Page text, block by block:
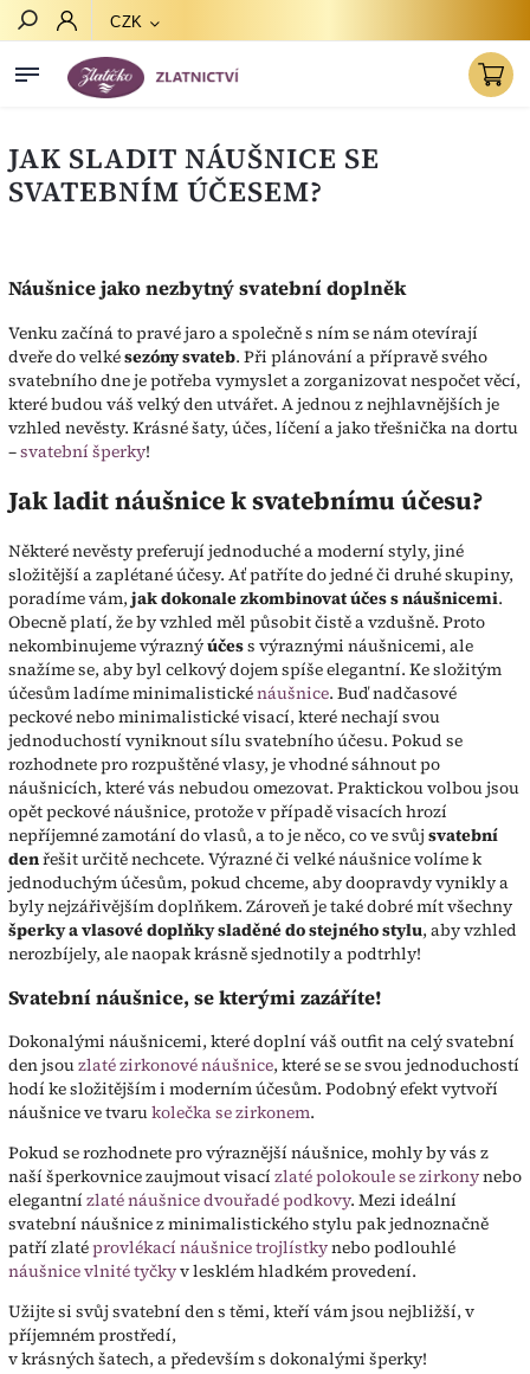
CZK
JAK SLADIT NÁUŠNICE SE
SVATEBNÍM ÚČESEM?
Náušnice jako nezbytný svatební doplněk
Venku začíná to pravé jaro a společně s ním se nám otevírají
dveře do velkésezóny svateb. Při plánování a přípravě svého
svatebního dne je potřeba vymyslet a zorganizovat nespočet věcí,
které budou váš velký den utvářet. A jednou z nejhlavnějších je
vzhled nevěsty. Krásné šaty, účes, líčení a jako třešnička na dortu
–svatební šperky!
Jak ladit náušnice k svatebnímu účesu?
Některé nevěsty preferují jednoduché a moderní styly, jiné
složitější a zaplétané účesy. Ať patříte do jedné či druhé skupiny,
poradíme vám, jak dokonale zkombinovat účes s náušnicemi.
Obecně platí, že by vzhled měl působit čistě a vzdušně. Proto
nekombinujeme výraznýúčess výraznými náušnicemi, ale
snažíme se, aby byl celkový dojem spíše elegantní. Ke složitým
účesům ladíme minimalistickénáušnice. Buď nadčasové
peckové nebo minimalistické visací, které nechají svou
jednoduchostí vyniknout sílu svatebního účesu. Pokud se
rozhodnete pro rozpuštěné vlasy, je vhodné sáhnout po
náušnicích, které vás nebudou omezovat. Praktickou volbou jsou
opět peckové náušnice, protože v případě visacích hrozí
nepříjemné zamotání do vlasů, a to je něco, co ve svůjsvatební
denřešit určitě nechcete. Výrazné či velké náušnice volíme k
jednoduchým účesům, pokud chceme, aby doopravdy vynikly a
byly nejzářivějším doplňkem. Zároveň je také dobré mít všechny
šperky a vlasové doplňky sladěné do stejného stylu, aby vzhled
nerozbíjely, ale naopak krásně sjednotily a podtrhly!
Svatební náušnice, se kterými zazáříte!
Dokonalými náušnicemi, které doplní váš outfit na celý svatební
den jsouzlaté zirkonové náušnice, které se se svou jednoduchostí
hodí ke složitějším i moderním účesům. Podobný efekt vytvoří
náušnice ve tvarukolečka se zirkonem.
Pokud se rozhodnete pro výraznější náušnice, mohly by vás z
naší šperkovnice zaujmout visací zlaté polokoule se zirkonynebo
elegantní zlaté náušnice dvouřadé podkovy. Mezi ideální
svatební náušnice z minimalistického stylu pak jednoznačně
patří zlatéprovlékací náušnice trojlístkynebo podlouhlé
náušnice vlnité tyčkyv lesklém hladkém provedení.
Užijte si svůj svatební den s těmi, kteří vám jsou nejbližší, v
příjemném prostředí,
v krásných šatech, a především s dokonalými šperky!